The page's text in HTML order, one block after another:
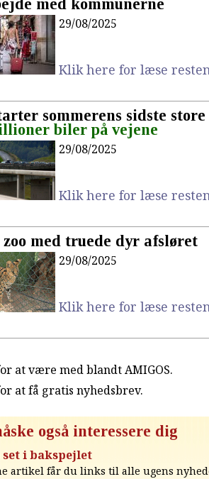
med kommunerne
29/08/2025
Klik here for læse
sommerens sidste
biler på vejene
29/08/2025
Klik here for læse
med truede dyr afsløret
29/08/2025
Klik here for læse
at være med blandt AMIGOS.
at få gratis nyhedsbrev.
også interessere dig
set i bakspejlet
artikel får du links til alle ugens